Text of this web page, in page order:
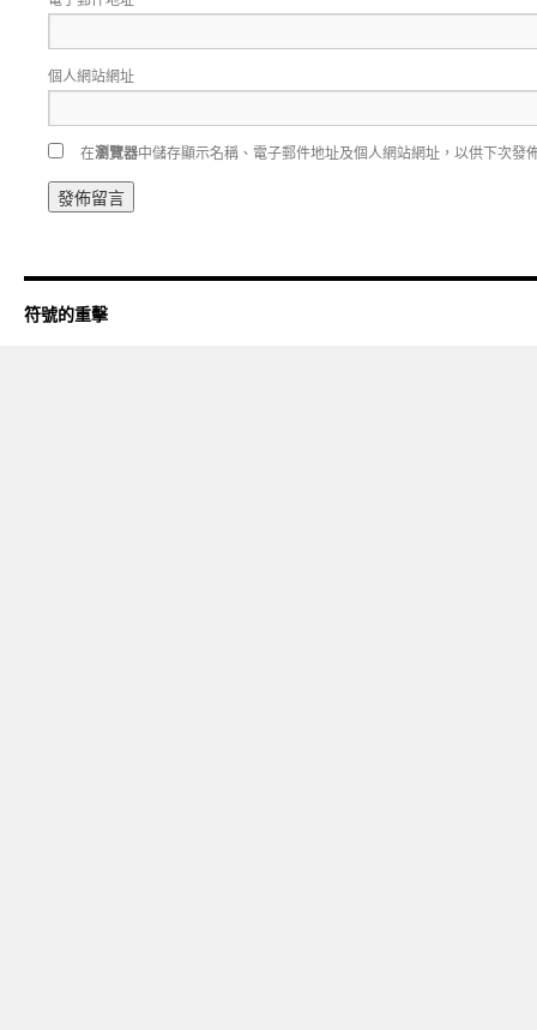
個人網站網址
在瀏覽器中儲存顯示名稱、電子郵件地址及個人網站網址，以供下次發
符號的重擊